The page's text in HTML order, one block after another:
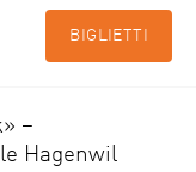
BIGLIETTI
–
Hagenwil